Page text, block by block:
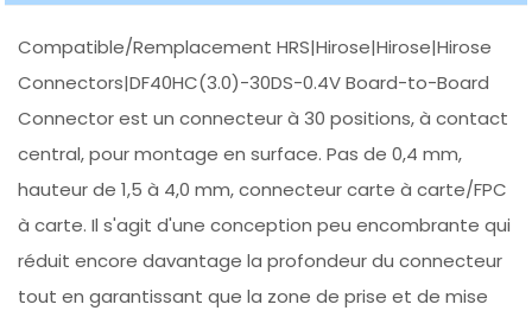
Compatible/Remplacement HRS|Hirose|Hirose|Hirose
Connectors|DF40HC(3.0)-30DS-0.4V Board-to-Board
Connector est un connecteur à 30 positions, à contact
central, pour montage en surface. Pas de 0,4 mm,
hauteur de 1,5 à 4,0 mm, connecteur carte à carte/FPC
à carte. Il s'agit d'une conception peu encombrante qui
réduit encore davantage la profondeur du connecteur
tout en garantissant que la zone de prise et de mise